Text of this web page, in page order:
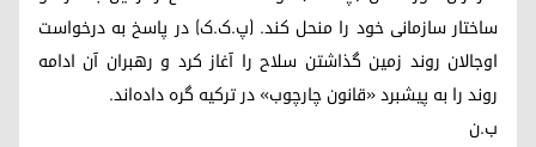
ساختار سازمانی خود را منحل کند. (پ.ک.ک) در پاسخ به درخواست
اوجالان روند زمین گذاشتن سلاح را آغاز کرد و رهبران آن ادامه
روند را به پیشبرد «قانون چارچوب» در ترکیه گره داده‌اند.
ب.ن